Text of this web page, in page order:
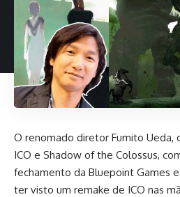
O renomado diretor Fumito Ueda,
ICO e Shadow of the Colossus,
fechamento da Bluepoint Games
ter visto um remake de ICO nas